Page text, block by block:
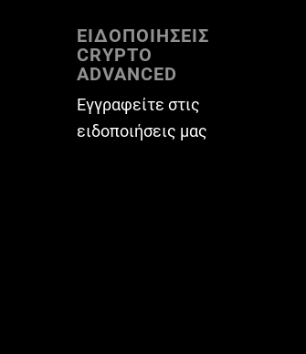
ΕΙΔΟΠΟΙΗΣΕΙΣ
CRYPTO
ADVANCED
Εγγραφείτε στις
ειδοποιήσεις μας